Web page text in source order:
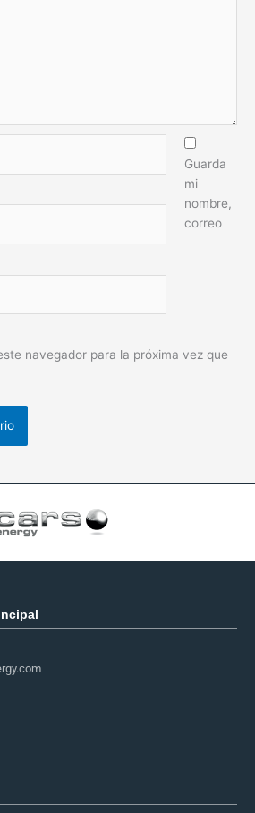
Guarda
mi
nombre,
correo
navegador para la próxima vez que